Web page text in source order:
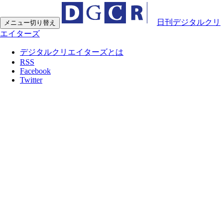
メニュー切り替え
日刊デジタルクリ
エイターズ
デジタルクリエイターズとは
RSS
Facebook
Twitter